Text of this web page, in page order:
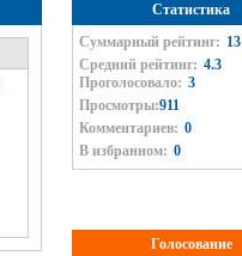
Статистика
Суммарный рейтинг: 13
Средний рейтинг: 4.3
Проголосовало: 3
Просмотры:911
Комментариев: 0
В избранном: 0
Голосование